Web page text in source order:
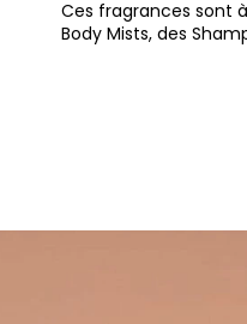
Ces fragrances sont
Body Mists, des